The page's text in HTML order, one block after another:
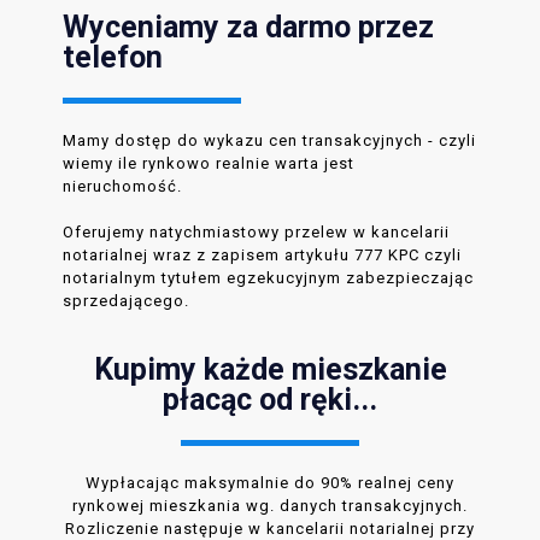
Wyceniamy za darmo przez
telefon
Mamy dostęp do wykazu cen transakcyjnych - czyli
wiemy ile rynkowo realnie warta jest
nieruchomość.
Oferujemy natychmiastowy przelew w kancelarii
notarialnej wraz z zapisem artykułu 777 KPC czyli
notarialnym tytułem egzekucyjnym zabezpieczając
sprzedającego.
Kupimy każde mieszkanie
płacąc od ręki...
Wypłacając maksymalnie do 90% realnej ceny
rynkowej mieszkania wg. danych transakcyjnych.
Rozliczenie następuje w kancelarii notarialnej przy